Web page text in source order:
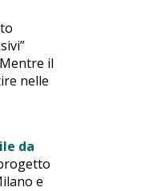
il
nelle
da
e